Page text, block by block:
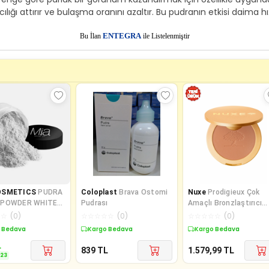
attırır ve bulaşma oranını azaltır. Bu pudranın etkisi daima
Bu İlan ENTEGRAile Listelenmiştir
PUDRA
WHITE
(0)
%23 İndirim
23
Coloplast Brava Ostomi
Pudrası
(0)
Kargo Bedava
839 TL
Nuxe Prodigieux Çok
Amaçlı Bronzlaştırıcı
Pudra 9,5 gr
(0)
Kargo Bedava
1.579,99 TL